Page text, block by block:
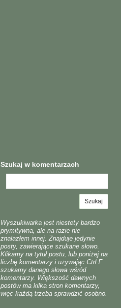
Szukaj w komentarzach
Wyszukiwarka jest niestety bardzo
prymitywna, ale na razie nie
znalazłem innej. Znajduje jedynie
posty, zawierające szukane słowo.
Klikamy na tytuł postu, lub poniżej na
liczbę komentarzy i używając Ctrl F
szukamy danego słowa wśród
komentarzy. Większość dawnych
postów ma kilka stron komentarzy,
więc każdą trzeba sprawdzić osobno.